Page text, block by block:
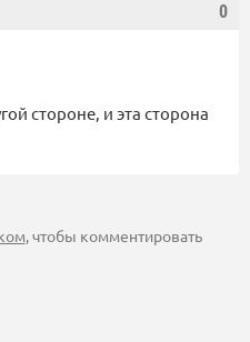
0
стороне, и эта сторона
, чтобы комментировать